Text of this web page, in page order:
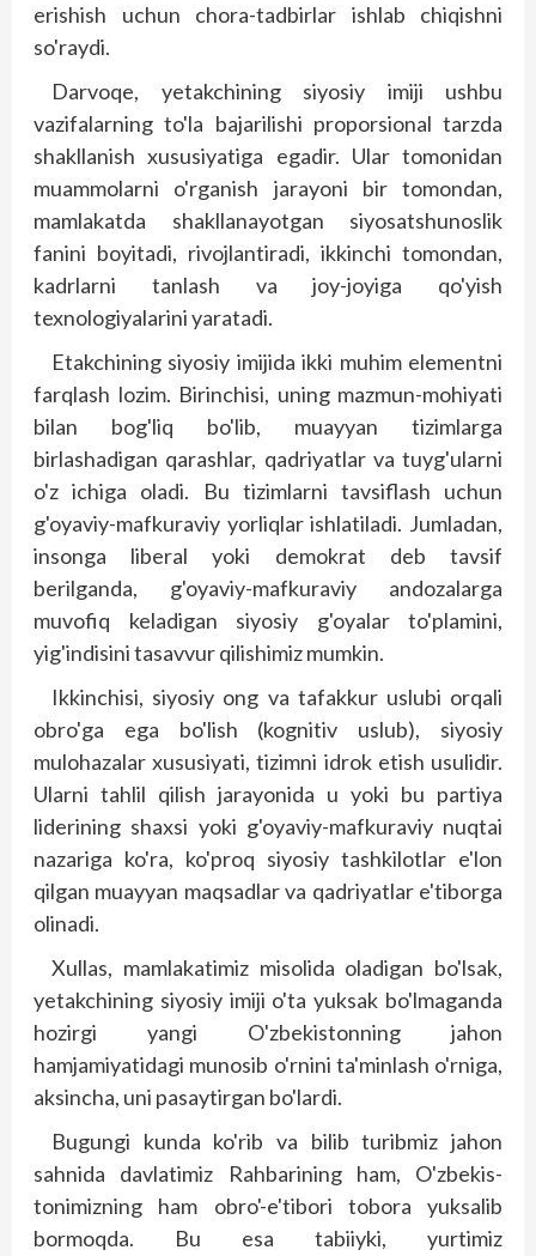
erishish uchun chora-tadbirlar ishlab chiqishni
so'raydi.
Darvoqe, yetakchining siyosiy imiji ushbu
vazifalarning to'la bajarilishi proporsional tarzda
shakllanish xususiyatiga egadir. Ular tomonidan
muammolarni o'rganish jarayoni bir tomondan,
mamlakatda shakllanayotgan siyosatshunoslik
fanini boyitadi, rivojlantiradi, ikkinchi tomondan,
kadrlarni tanlash va joy-joyiga qo'yish
texnologiyalarini yaratadi.
Etakchining siyosiy imijida ikki muhim elementni
farqlash lozim. Birinchisi, uning mazmun-mohiyati
bilan bog'liq bo'lib, muayyan tizimlarga
birlashadigan qarashlar, qadriyatlar va tuyg'ularni
o'z ichiga oladi. Bu tizimlarni tavsiflash uchun
g'oyaviy-mafkuraviy yorliqlar ishlatiladi. Jumladan,
insonga liberal yoki demokrat deb tavsif
berilganda, g'oyaviy-mafkuraviy andozalarga
muvofiq keladigan siyosiy g'oyalar to'plamini,
yig'indisini tasavvur qilishimiz mumkin.
Ikkinchisi, siyosiy ong va tafakkur uslubi orqali
obro'ga ega bo'lish (kognitiv uslub), siyo­siy
mulohazalar xususiyati, tizimni idrok etish usulidir.
Ularni tahlil qilish jarayonida u yoki bu partiya
liderining shaxsi yoki g'oya­viy-mafkuraviy nuqtai
nazariga ko'ra, ko'proq siyosiy tashkilotlar e'lon
qilgan muayyan maqsadlar va qadriyatlar e'tiborga
olinadi.
Xullas, mamlakatimiz misolida oladigan bo'lsak,
yetakchining siyosiy imiji o'ta yuksak bo'lmaganda
hozirgi yangi O'zbekistonning jahon
hamjamiyatidagi munosib o'rnini ta'minlash o'rniga,
aksincha, uni pasaytirgan bo'lardi.
Bugungi kunda ko'rib va bilib turibmiz jahon
sahnida davlatimiz Rahbarining ham, O'zbekis­
tonimizning ham obro'-e'tibori tobora yuksalib
bormoqda. Bu esa tabiiyki, yurtimiz